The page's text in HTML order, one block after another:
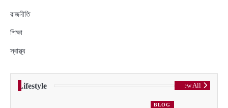
রাজনীতি
শিক্ষা
স্বাস্থ্য
Lifestyle View All
BLOG